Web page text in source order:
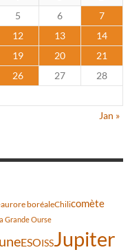
5 6
7
12 13
14
19 20
21
26 27
28
Jan »
aurore boréaleChilicomète
Grande Ourse
ESOISSJupiter